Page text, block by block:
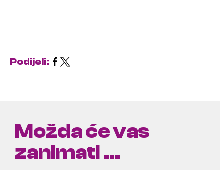
Podijeli:
Možda će vas
zanimati ...